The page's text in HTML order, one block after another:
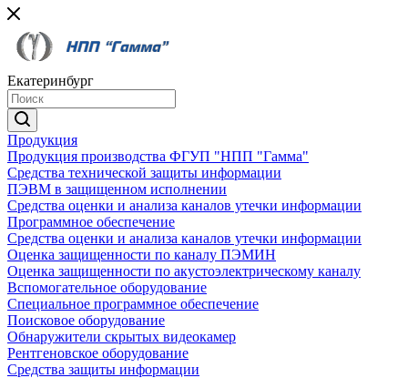
Екатеринбург
Продукция
Продукция производства ФГУП "НПП "Гамма"
Средства технической защиты информации
ПЭВМ в защищенном исполнении
Средства оценки и анализа каналов утечки информации
Программное обеспечение
Средства оценки и анализа каналов утечки информации
Оценка защищенности по каналу ПЭМИН
Оценка защищенности по акустоэлектрическому каналу
Вспомогательное оборудование
Специальное программное обеспечение
Поисковое оборудование
Обнаружители скрытых видеокамер
Рентгеновское оборудование
Средства защиты информации